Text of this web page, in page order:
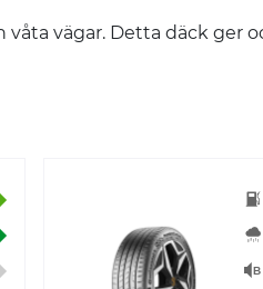
vägar. Detta däck ger